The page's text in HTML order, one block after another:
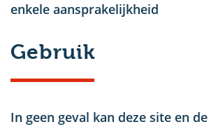
enkele aansprakelijkheid
Gebruik
In geen geval kan deze site en